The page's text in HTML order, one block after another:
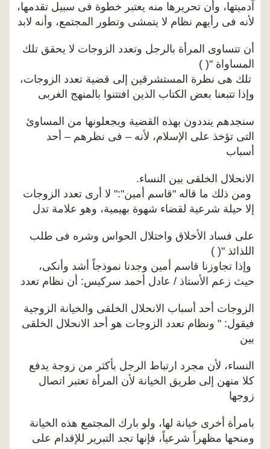
آدميتها، وأن تحريرها منه يعتبر خطوة فى سبيل تقدمها،
لأنه فى رأيهم نظام لا يتمشى وتطور المجتمع، وأنه لابد
أن تتساوى المرأة بالرجل وتعدد الزوجات لا يحقق تلك
المساواة "( )
تلك هى نظرة المستشرقين إلى قضية تعدد الزوجات،
وإذا تتبعنا بعض الكتاب الذين افتتنوا بالمنهج الغربى
سنجدهم ينددون بهذه القضية ويجعلونها من المساوئ
التى تؤخذ على الإسلام، لأنه – فى نظرهم – أحد
أسباب
الانحلال الخلقى بين النساء.
ومن ذلك ما قاله "قاسم أمين":" لا أرى تعدد الزوجات
إلا حيلة شرعية لقضاء شهوة بهيمية، وهو علامة تدل
على فساد الأخلاق واختلال الحواس وشره فى طلب
اللذائذ "( )
وإذا تجاوزنا قاسم أمين وجدنا نموذجاً أشد وأنكى،
حيث زعم الأستاذ / عادل أحمد سركيس: أن نظام تعدد
الزوجات أحد أسباب الانحلال الخلقى والخيانة الزوجية
فيقول: " ونظام تعدد الزوجات هو أحد الانحلال الخلقى
بين
النساء، لأن مجرد ارتباط الرجل بأكثر من زوجة يدفع
كلا منهن إلى طريق الخيانة لأن المرأة تعتبر اتصال
زوجها
بامرأة أخرى خيانة لها، ولو بارك المجتمع هذه الخيانة
ومنحها مظهراً شرعياً، فإنها تجد التبرير للإقدام على